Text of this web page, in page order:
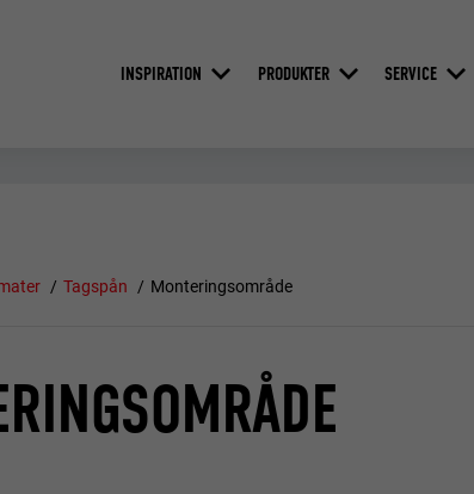
INSPIRATION PRODUKTER SERVICE
Tagspån Monteringsområde